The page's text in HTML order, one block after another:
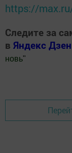
https://
Следите за
в Яндекс Дзен
новь"